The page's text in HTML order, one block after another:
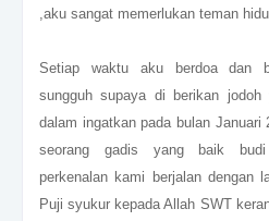
,aku sangat memerlukan teman
Setiap waktu aku berdoa dan
sungguh supaya di berikan
dalam ingatkan pada bulan Januari
seorang gadis yang baik budi
perkenalan kami berjalan dengan
Puji syukur kepada Allah SWT